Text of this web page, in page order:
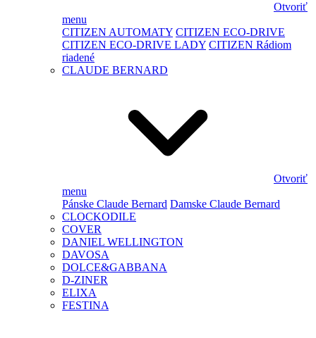
Otvoriť
menu
CITIZEN AUTOMATY CITIZEN ECO-DRIVE
CITIZEN ECO-DRIVE LADY CITIZEN Rádiom
riadené
CLAUDE BERNARD
Otvoriť
menu
Pánske Claude Bernard Damske Claude Bernard
CLOCKODILE
COVER
DANIEL WELLINGTON
DAVOSA
DOLCE&GABBANA
D-ZINER
ELIXA
FESTINA